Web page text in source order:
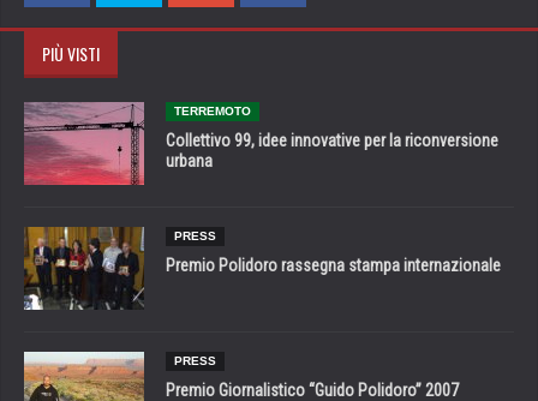
PIÙ VISTI
TERREMOTO
Collettivo 99, idee innovative per la riconversione
urbana
PRESS
Premio Polidoro rassegna stampa internazionale
PRESS
Premio Giornalistico “Guido Polidoro” 2007